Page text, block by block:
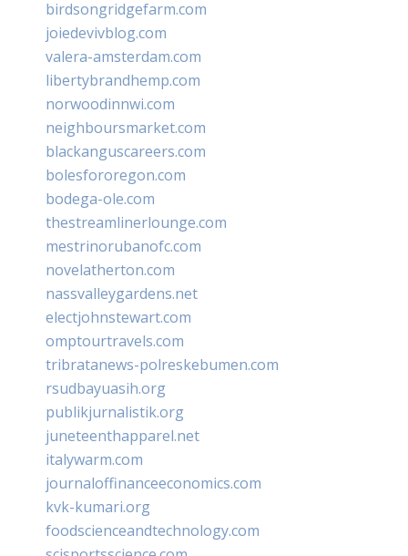
birdsongridgefarm.com
joiedevivblog.com
valera-amsterdam.com
libertybrandhemp.com
norwoodinnwi.com
neighboursmarket.com
blackanguscareers.com
bolesfororegon.com
bodega-ole.com
thestreamlinerlounge.com
mestrinorubanofc.com
novelatherton.com
nassvalleygardens.net
electjohnstewart.com
omptourtravels.com
tribratanews-polreskebumen.com
rsudbayuasih.org
publikjurnalistik.org
juneteenthapparel.net
italywarm.com
journaloffinanceeconomics.com
kvk-kumari.org
foodscienceandtechnology.com